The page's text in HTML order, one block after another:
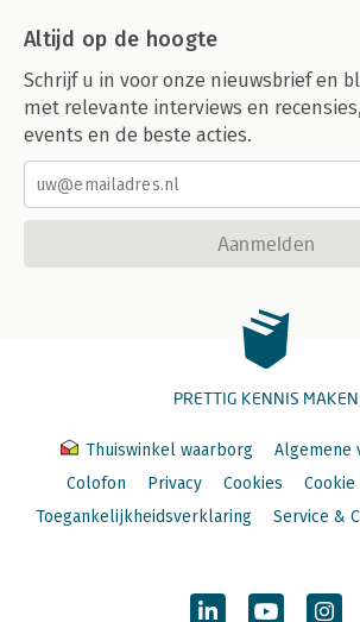
Altijd op de hoogte
Schrijf u in voor onze nieuwsbrief en
met relevante interviews en
events en de beste acties.
Aanmelden
PRETTIG KENNIS MAKEN
Thuiswinkel waarborg
Algemene
Colofon
Privacy Cookies
Toegankelijkheidsverklaring
Service &